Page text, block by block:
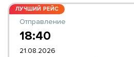
ЛУЧШИЙ РЕЙС
Отправление
18:40
21.08.2026